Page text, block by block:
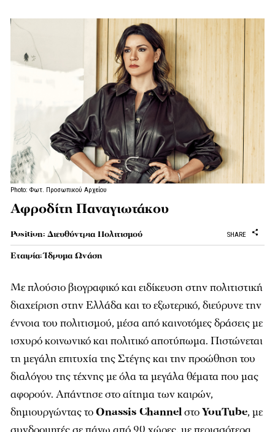
Photo: Φωτ. Προσωπικού Αρχείου
Αφροδίτη Παναγιωτάκου
SHARE
Position: Διευθύντρια Πολιτισμού
Εταιρία: Ίδρυμα Ωνάση
Με πλούσιο βιογραφικό και ειδίκευση στην πολιτιστική
διαχείριση στην Ελλάδα και το εξωτερικό, διεύρυνε την
έννοια του πολιτισμού, μέσα από καινοτόμες δράσεις με
ισχυρό κοινωνικό και πολιτικό αποτύπωμα. Πιστώνεται
τη μεγάλη επιτυχία της Στέγης και την προώθηση του
διαλόγου της τέχνης με όλα τα μεγάλα θέματα που μας
αφορούν. Απάντησε στο αίτημα των καιρών,
δημιουργώντας τοOnassis ChannelστοYouTube, με